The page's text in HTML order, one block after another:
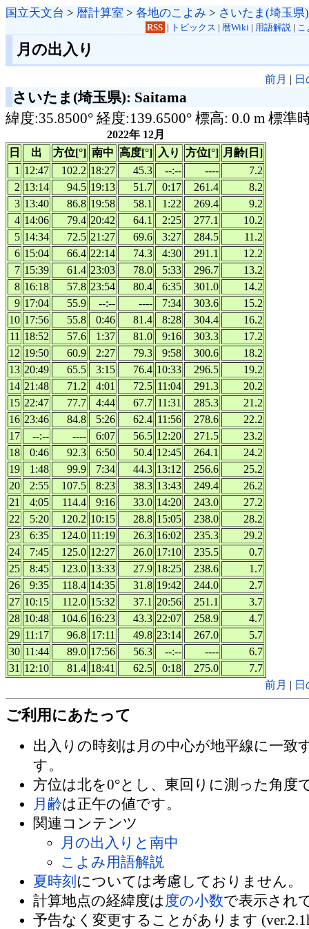
国立天文台 > 暦計算室 > 各地のこよみ > さいたま(埼玉県)
RSS | トピックス | 暦Wiki| 用語解説| こ
月の出入り
前月 |
さいたま(埼玉県): Saitama
緯度:35.8500° 経度:139.6500° 標高: 0.0 m 標準
2022年 12月
日
出 方位[°] 南中 高度[°] 入り 方位[°] 月齢[日]
1 12:47 102.2 18:27 45.3 --:-- ----
7.2
2 13:14 94.5 19:13 51.7 0:17 261.4
8.2
3 13:40 86.8 19:58 58.1 1:22 269.4
9.2
4 14:06 79.4 20:42 64.1 2:25 277.1
10.2
5 14:34 72.5 21:27 69.6 3:27 284.5
11.2
6 15:04 66.4 22:14 74.3 4:30 291.1
12.2
7 15:39 61.4 23:03 78.0 5:33 296.7
13.2
8 16:18 57.8 23:54 80.4 6:35 301.0
14.2
9 17:04 55.9 --:-- ---- 7:34 303.6
15.2
10 17:56 55.8 0:46 81.4 8:28 304.4
16.2
11 18:52 57.6 1:37 81.0 9:16 303.3
17.2
12 19:50 60.9 2:27 79.3 9:58 300.6
18.2
13 20:49 65.5 3:15 76.4 10:33 296.5
19.2
14 21:48 71.2 4:01 72.5 11:04 291.3
20.2
15 22:47 77.7 4:44 67.7 11:31 285.3
21.2
16 23:46 84.8 5:26 62.4 11:56 278.6
22.2
17
--:-- ---- 6:07 56.5 12:20 271.5
23.2
18
0:46 92.3 6:50 50.4 12:45 264.1
24.2
19
1:48 99.9 7:34 44.3 13:12 256.6
25.2
20
2:55 107.5 8:23 38.3 13:43 249.4
26.2
21
4:05 114.4 9:16 33.0 14:20 243.0
27.2
22
5:20 120.2 10:15 28.8 15:05 238.0
28.2
23
6:35 124.0 11:19 26.3 16:02 235.3
29.2
24
7:45 125.0 12:27 26.0 17:10 235.5
0.7
25
8:45 123.0 13:33 27.9 18:25 238.6
1.7
26
9:35 118.4 14:35 31.8 19:42 244.0
2.7
27 10:15 112.0 15:32 37.1 20:56 251.1
3.7
28 10:48 104.6 16:23 43.3 22:07 258.9
4.7
29 11:17 96.8 17:11 49.8 23:14 267.0
5.7
30 11:44 89.0 17:56 56.3 --:-- ----
6.7
31 12:10 81.4 18:41 62.5 0:18 275.0
7.7
前月 |
ご利用にあたって
出入りの時刻は月の中心が地平線に一致
す。
方位は北を0°とし、東回りに測った角度
月齢は正午の値です。
関連コンテンツ
月の出入りと南中
こよみ用語解説
夏時刻 については考慮しておりません。
計算地点の経緯度は 度の小数で表示され
予告なく変更することがあります